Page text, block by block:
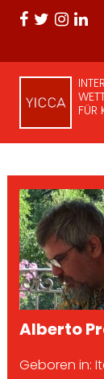
FÜR
Alberto
Geboren in: